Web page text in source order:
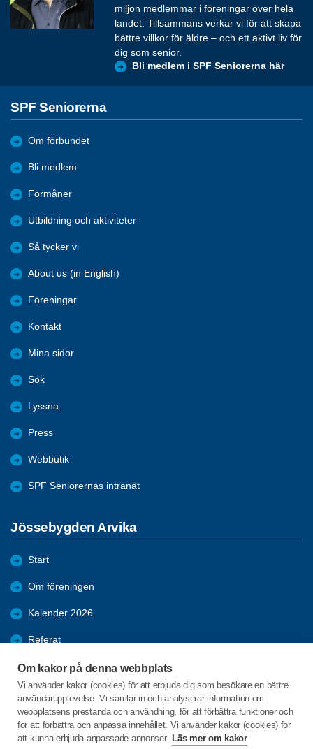
Om kakor på denna webbplats
Vi använder kakor (cookies) för att erbjuda dig som besökare en bättre
användarupplevelse. Vi samlar in och analyserar information om
webbplatsens prestanda och användning, för att förbättra funktioner och
för att förbättra och anpassa innehållet. Vi använder kakor (cookies) för
att kunna erbjuda anpassade annonser. Läs mer om kakor
miljon medlemmar i föreningar över hela
landet. Tillsammans verkar vi för att skapa
bättre villkor för äldre – och ett aktivt liv för
dig som senior.
Bli medlem i SPF Seniorerna här
SPF Seniorerna
Om förbundet
Bli medlem
Förmåner
Utbildning och aktiviteter
Så tycker vi
About us (in English)
Föreningar
Kontakt
Mina sidor
Sök
Lyssna
Press
Webbutik
SPF Seniorernas intranät
Jössebygden Arvika
Start
Om föreningen
Kalender 2026
Referat
Bildgalleri
Bli medlem
Förmåner